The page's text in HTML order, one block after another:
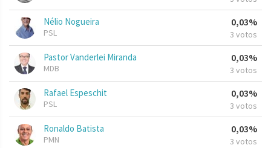
Nélio Nogueira
PSL
0,03%
3 votos
Pastor Vanderlei Miranda
MDB
0,03%
3 votos
Rafael Espeschit
PSL
0,03%
3 votos
Ronaldo Batista
PMN
0,03%
3 votos